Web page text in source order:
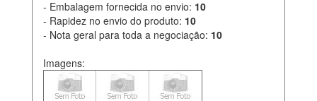
- Embalagem fornecida no envio: 10
- Rapidez no envio do produto: 10
- Nota geral para toda a negociação: 10
Imagens: